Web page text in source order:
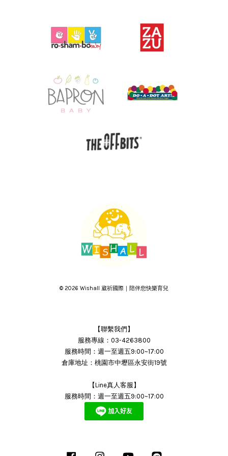
© 2026 Wishall 葳祈國際｜陪伴您快樂育兒
【聯繫我們】
服務專線：03-4263800
服務時間：週一至週五9:00~17:00
倉庫地址：桃園市中壢區永安街19號
【Line真人客服】
服務時間：週一至週五9:00~17:00
Facebook Instagram YouTube